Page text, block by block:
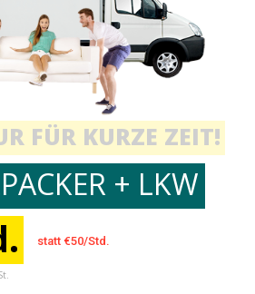
+ LKW
statt €50/Std.
FÜR KURZE ZEIT!